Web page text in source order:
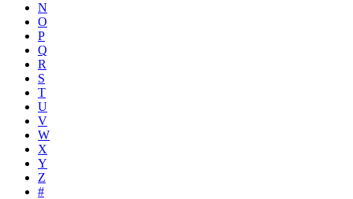
N
O
P
Q
R
S
T
U
V
W
X
Y
Z
#